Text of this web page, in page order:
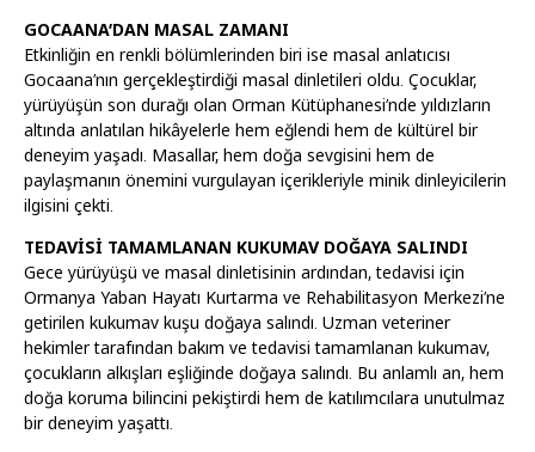
GOCAANA’DAN MASAL ZAMANI
Etkinliğin en renkli bölümlerinden biri ise masal anlatıcısı
Gocaana’nın gerçekleştirdiği masal dinletileri oldu. Çocuklar,
yürüyüşün son durağı olan Orman Kütüphanesi’nde yıldızların
altında anlatılan hikâyelerle hem eğlendi hem de kültürel bir
deneyim yaşadı. Masallar, hem doğa sevgisini hem de
paylaşmanın önemini vurgulayan içerikleriyle minik dinleyicilerin
ilgisini çekti.
TEDAVİSİ TAMAMLANAN KUKUMAV DOĞAYA SALINDI
Gece yürüyüşü ve masal dinletisinin ardından, tedavisi için
Ormanya Yaban Hayatı Kurtarma ve Rehabilitasyon Merkezi’ne
getirilen kukumav kuşu doğaya salındı. Uzman veteriner
hekimler tarafından bakım ve tedavisi tamamlanan kukumav,
çocukların alkışları eşliğinde doğaya salındı. Bu anlamlı an, hem
doğa koruma bilincini pekiştirdi hem de katılımcılara unutulmaz
bir deneyim yaşattı.